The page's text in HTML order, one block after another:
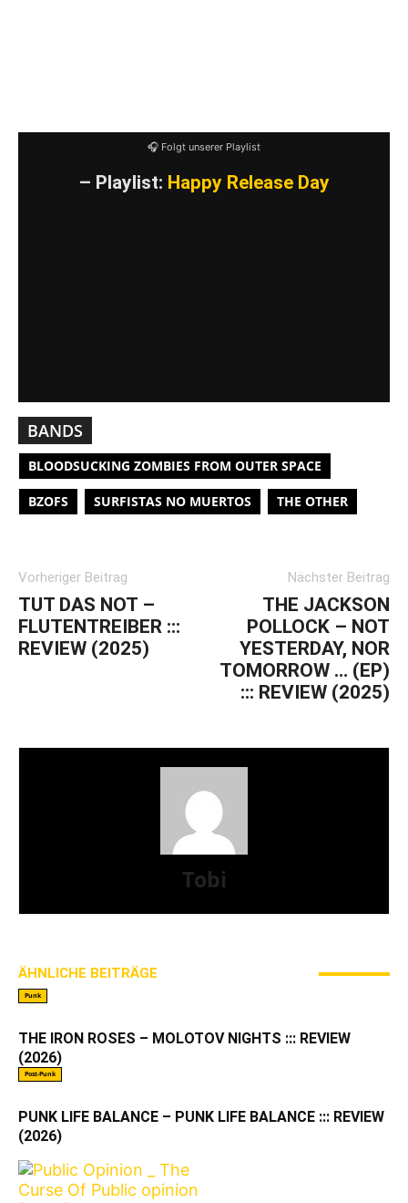
🎧 Folgt unserer Playlist
– Playlist: Happy Release Day
BANDS
BLOODSUCKING ZOMBIES FROM OUTER SPACE
BZOFS SURFISTAS NO MUERTOS THE OTHER
Vorheriger Beitrag
TUT DAS NOT –
FLUTENTREIBER :::
REVIEW (2025)
Nächster Beitrag
THE JACKSON
POLLOCK – NOT
YESTERDAY, NOR
TOMORROW … (EP)
::: REVIEW (2025)
Tobi
ÄHNLICHE BEITRÄGE
Punk
THE IRON ROSES – MOLOTOV NIGHTS ::: REVIEW
(2026)
Post-Punk
PUNK LIFE BALANCE – PUNK LIFE BALANCE ::: REVIEW
(2026)